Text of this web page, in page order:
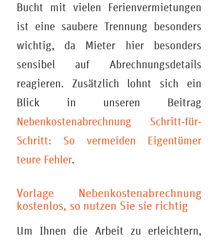
Bucht mit vielen Ferienvermietungen
ist eine saubere Trennung besonders
wichtig, da Mieter hier besonders
sensibel auf Abrechnungsdetails
reagieren. Zusätzlich lohnt sich ein
Blick in unseren Beitrag
Nebenkostenabrechnung Schritt-für-
Schritt: So vermeiden Eigentümer
teure Fehler.
Vorlage Nebenkostenabrechnung
kostenlos, so nutzen Sie sie richtig
Um Ihnen die Arbeit zu erleichtern,